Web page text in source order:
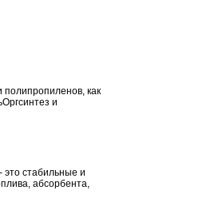
полипропиленов, как
и
стабильные и
абсорбента,